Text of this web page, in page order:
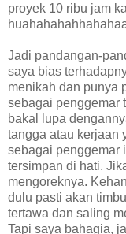
proyek 10 ribu jam
Jadi pandangan-
saya bias
menikah dan punya
sebagai penggemar
bakal lupa
tangga atau kerjaan
sebagai penggemar
tersimpan di hati.
mengoreknya.
dulu pasti akan
tertawa dan saling
Tapi saya bahagia,